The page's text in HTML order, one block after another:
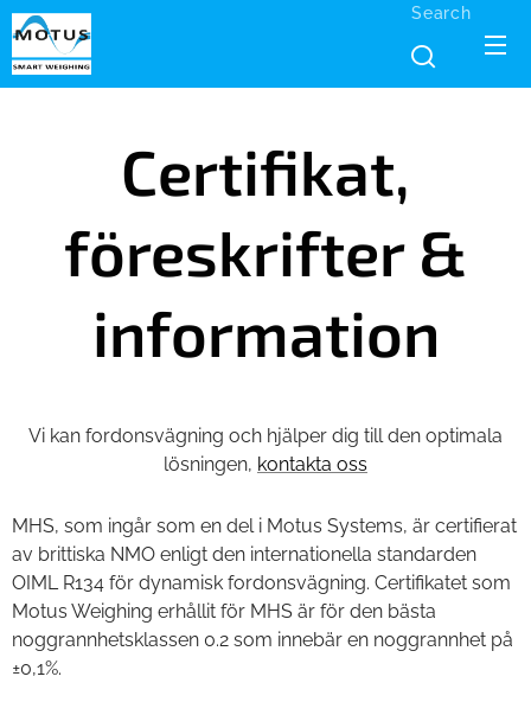
Search
Certifikat,
föreskrifter &
information
Vi kan fordonsvägning och hjälper dig till den optimala
lösningen, kontakta oss
MHS, som ingår som en del i Motus Systems, är certifierat
av brittiska NMO enligt den internationella standarden
OIML R134 för dynamisk fordonsvägning. Certifikatet som
Motus Weighing erhållit för MHS är för den bästa
noggrannhetsklassen 0.2 som innebär en noggrannhet på
±0,1%.